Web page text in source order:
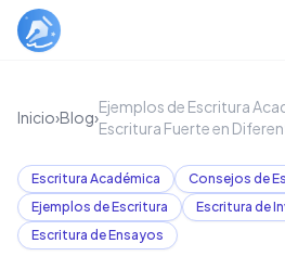
Inicio›Blog›
Ejemplos de Escritura
Escritura Fuerte en
Escritura Académica
Consejos de
Ejemplos de Escritura
Escritura de
Escritura de Ensayos